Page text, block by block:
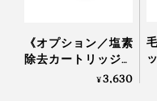
っとりツルツルに。美
す。
《オプション／塩素
除去カートリッジ》
シャワー水の残留塩
¥3,630